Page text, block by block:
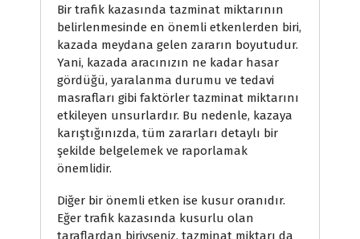
Bir trafik kazasında tazminat miktarının
belirlenmesinde en önemli etkenlerden biri,
kazada meydana gelen zararın boyutudur.
Yani, kazada aracınızın ne kadar hasar
gördüğü, yaralanma durumu ve tedavi
masrafları gibi faktörler tazminat miktarını
etkileyen unsurlardır. Bu nedenle, kazaya
karıştığınızda, tüm zararları detaylı bir
şekilde belgelemek ve raporlamak
önemlidir.
Diğer bir önemli etken ise kusur oranıdır.
Eğer trafik kazasında kusurlu olan
taraflardan biriyseniz, tazminat miktarı da